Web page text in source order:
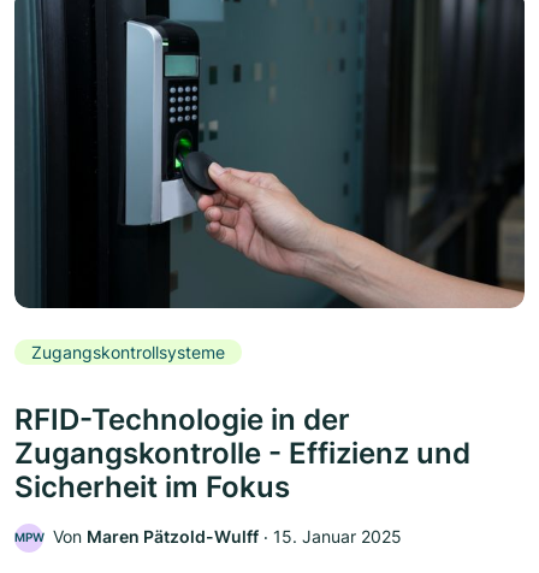
Zugangskontrollsysteme
RFID-Technologie in der
Zugangskontrolle - Effizienz und
Sicherheit im Fokus
MPW Von Maren Pätzold-Wulff ‧ 15. Januar 2025